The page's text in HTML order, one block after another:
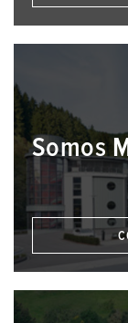
Somos